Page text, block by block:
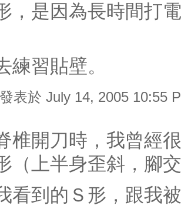
，是因為長時間打
練習貼壁。
發表於 July 14, 2005 10:55
椎開刀時，我曾經
（上半身歪斜，腳
看到的Ｓ形，跟我